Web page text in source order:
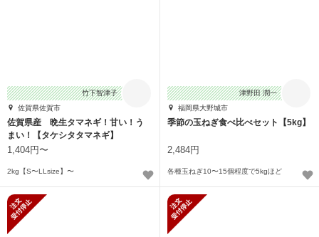
竹下智津子
佐賀県佐賀市
佐賀県産 晩生タマネギ！甘い！う
まい！【タケシタタマネギ】
1,404円〜
2kg【S〜LLsize】〜
津野田 潤一
福岡県大野城市
季節の玉ねぎ食べ比べセット【5kg】
2,484円
各種玉ねぎ10〜15個程度で5kgほど